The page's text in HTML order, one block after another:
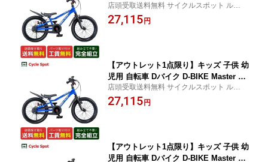
16 Dバイク マスター フィット 16 16イ
ンチ D-Bike 2歳半〜6歳 [D-BIKE Maste
店頭受取送料無料 サイクルスポット ルサイ
ク店舗受取指定で防犯登録可・盗難補償に
加入可・即乗車可・不要車引取可
27,115円
【アウトレット1点限り】キッズ 子供 幼
児用 自転車 Dバイク D-BIKE Master Fit
16 Dバイク マスター フィット 16 16イ
ンチ D-Bike 2歳半〜6歳 [D-BIKE Maste
店頭受取送料無料 サイクルスポット ルサイ
ク店舗受取指定で防犯登録可・盗難補償に
加入可・即乗車可・不要車引取可
27,115円
【アウトレット1点限り】キッズ 子供 幼
児用 自転車 Dバイク D-BIKE Master Fit